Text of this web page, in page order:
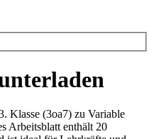
Klasse (3oa7) zu Variable
Arbeitsblatt enthält 20